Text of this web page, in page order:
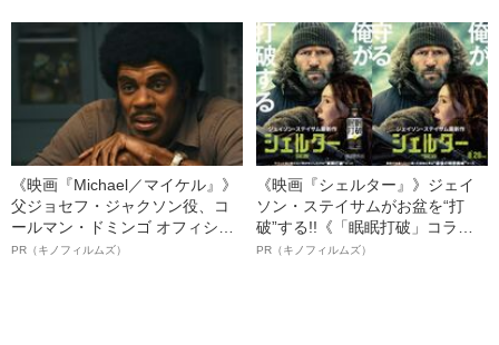
ト”が生み出した徹底ケアとは
《映画『Michael／マイケル』》
父ジョセフ・ジャクソン役、コ
ールマン・ドミンゴ オフィシャ
ルインタビュー“観客を魅了した
PR（キノフィルムズ）
《映画『シェルター』》ジェイ
ソン・ステイサムがお盆を“打
破”する!!《「眠眠打破」コラ
ボ》
PR（キノフィルムズ）